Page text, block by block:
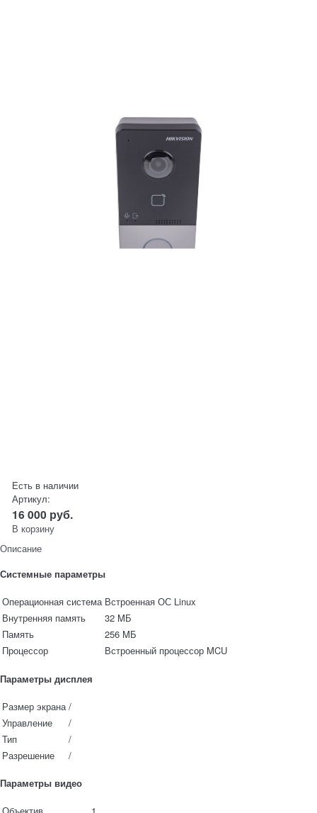
Есть в наличии
Артикул:
16 000 руб.
В корзину
Описание
Системные параметры
Операционная система Встроенная ОС Linux
Внутренняя память
32 MБ
Память
256 MБ
Процессор
Встроенный процессор MCU
Параметры дисплея
Размер экрана /
Управление
/
Тип
/
Разрешение
/
Параметры видео